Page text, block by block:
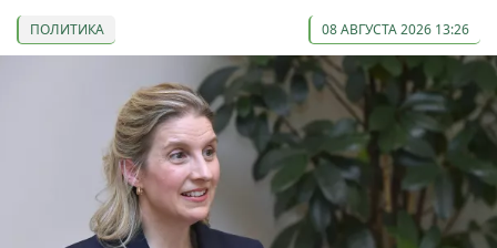
ПОЛИТИКА 08 АВГУСТА 2026 13:26